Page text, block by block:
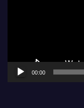
00:00